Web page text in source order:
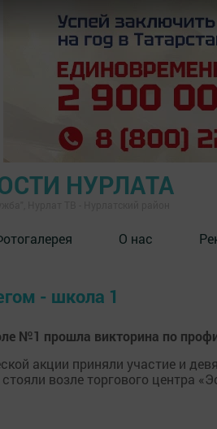
НУРЛАТА
О нас
- школа 1
№1 прошла викторина по
акции приняли участие и
возле торгового центра